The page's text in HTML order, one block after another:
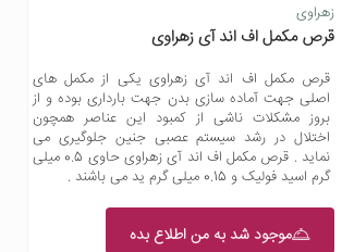
زهراوی
قرص مکمل اف اند آی زهراوی
قرص مکمل اف اند آی زهراوی یکی از مکمل های
اصلی جهت آماده سازی بدن جهت بارداری بوده و از
بروز مشکلات ناشی از کمبود این عناصر همچون
اختلال در رشد سیستم عصبی جنین جلوگیری می
نماید . قرص مکمل اف اند آی زهراوی حاوی 0.5 میلی
گرم اسید فولیک و 0.15 میلی گرم ید می باشند .
موجود شد به من اطلاع بده